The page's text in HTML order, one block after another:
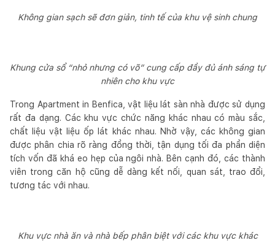
Không gian sạch sẽ đơn giản, tinh tế của khu vệ sinh chung
Khung cửa sổ “nhỏ nhưng có võ” cung cấp đầy đủ ánh sáng tự
nhiên cho khu vực
Trong Apartment in Benfica, vật liệu lát sàn nhà được sử dụng
rất đa dạng. Các khu vực chức năng khác nhau có màu sắc,
chất liệu vật liệu ốp lát khác nhau. Nhờ vậy, các không gian
được phân chia rõ ràng đồng thời, tận dụng tối đa phần diện
tích vốn đã khá eo hẹp của ngôi nhà. Bên cạnh đó, các thành
viên trong căn hộ cũng dễ dàng kết nối, quan sát, trao đổi,
tương tác với nhau.
Khu vực nhà ăn và nhà bếp phân biệt với các khu vực khác